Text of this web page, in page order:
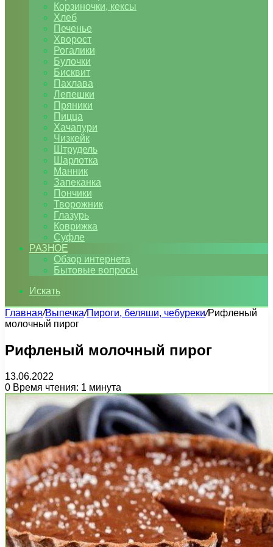
Корзиночки, кексы
Хлеб
Печенье
Хворост
Рогалики
Булочки
Бисквит
Пахлава
Лепешки
Пряники
Пицца
Хачапури
Чизкейк
Штрудель
Шарлотка
Манник
Запеканка
Пончики
Творожник
Глазурь
Коврижка
Суфле
РАЗНОЕ
Обзор интернета
Бытовые вопросы
Искать
Главная/Выпечка/Пироги, беляши, чебуреки/Рифленый
молочный пирог
Рифленый молочный пирог
13.06.2022
0 Время чтения: 1 минута